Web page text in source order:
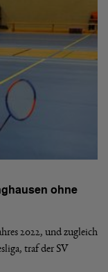
ohne
2022, und zugleich
traf der SV